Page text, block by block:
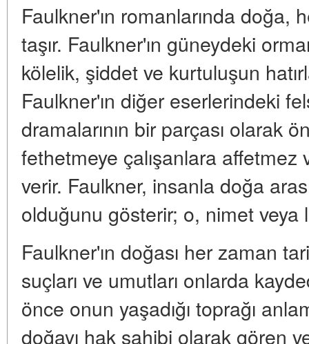
Faulkner'ın romanlarında doğa,
taşır. Faulkner'ın güneydeki
kölelik, şiddet ve kurtuluşun
Faulkner'ın diğer eserlerindeki
dramalarının bir parçası olarak
fethetmeye çalışanlara
verir. Faulkner, insanla doğa
olduğunu gösterir; o, nimet veya
Faulkner'ın doğası her zaman
suçları ve umutları onlarda
önce onun yaşadığı toprağı
doğayı hak sahibi olarak gören